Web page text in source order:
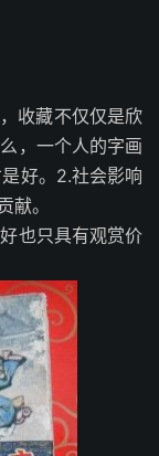
收藏不仅仅是欣
，一个人的字画
好。2.社会影响
献。
也只具有观赏价